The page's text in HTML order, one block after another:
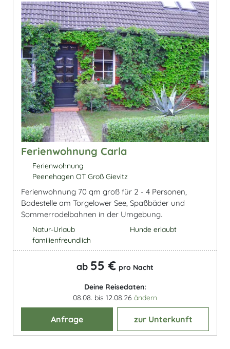
Ferienwohnung Carla
Ferienwohnung
Peenehagen OT Groß Gievitz
Ferienwohnung 70 qm groß für 2 - 4 Personen,
Badestelle am Torgelower See, Spaßbäder und
Sommerrodelbahnen in der Umgebung.
Natur-Urlaub
familienfreundlich
Hunde erlaubt
ab 55 € pro Nacht
Deine Reisedaten:
08.08. bis 12.08.26 ändern
Anfrage zur Unterkunft